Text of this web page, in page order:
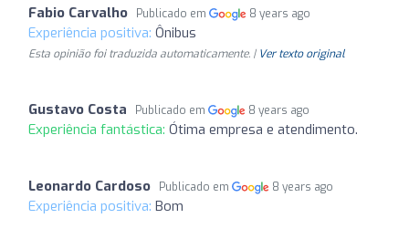
Fabio Carvalho Publicado em 8 years ago
Experiência positiva: Ônibus
Esta opinião foi traduzida automaticamente. | Ver texto original
Gustavo Costa Publicado em 8 years ago
Experiência fantástica: Ótima empresa e atendimento.
Leonardo Cardoso Publicado em 8 years ago
Experiência positiva: Bom